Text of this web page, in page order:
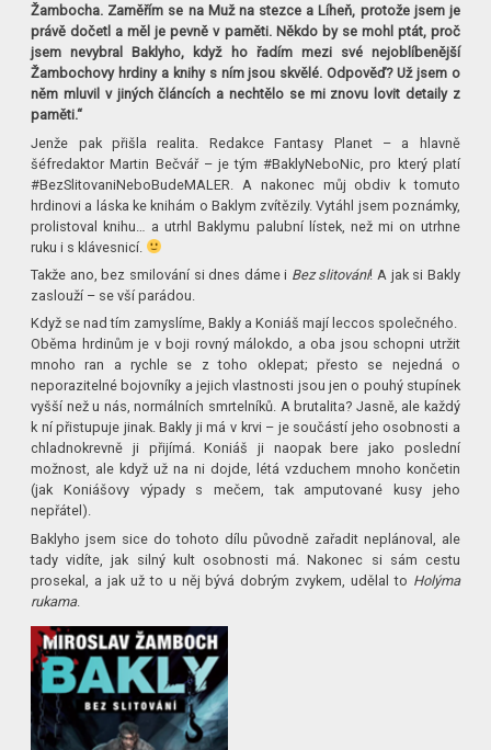
Žambocha. Zaměřím se na Muž na stezce a Líheň, protože jsem je
právě dočetl a měl je pevně v paměti. Někdo by se mohl ptát, proč
jsem nevybral Baklyho, když ho řadím mezi své nejoblíbenější
Žambochovy hrdiny a knihy s ním jsou skvělé. Odpověď? Už jsem o
něm mluvil v jiných článcích a nechtělo se mi znovu lovit detaily z
paměti.“
Jenže pak přišla realita. Redakce Fantasy Planet – a hlavně
šéfredaktor Martin Bečvář – je tým #BaklyNeboNic, pro který platí
#BezSlitovaniNeboBudeMALER. A nakonec můj obdiv k tomuto
hrdinovi a láska ke knihám o Baklym zvítězily. Vytáhl jsem poznámky,
prolistoval knihu… a utrhl Baklymu palubní lístek, než mi on utrhne
ruku i s klávesnicí.
Takže ano, bez smilování si dnes dáme i Bez slitování! A jak si Bakly
zaslouží – se vší parádou.
Když se nad tím zamyslíme, Bakly a Koniáš mají leccos společného.
Oběma hrdinům je v boji rovný málokdo, a oba jsou schopni utržit
mnoho ran a rychle se z toho oklepat; přesto se nejedná o
neporazitelné bojovníky a jejich vlastnosti jsou jen o pouhý stupínek
vyšší než u nás, normálních smrtelníků. A brutalita? Jasně, ale každý
k ní přistupuje jinak. Bakly ji má v krvi – je součástí jeho osobnosti a
chladnokrevně ji přijímá. Koniáš ji naopak bere jako poslední
možnost, ale když už na ni dojde, létá vzduchem mnoho končetin
(jak Koniášovy výpady s mečem, tak amputované kusy jeho
nepřátel).
Baklyho jsem sice do tohoto dílu původně zařadit neplánoval, ale
tady vidíte, jak silný kult osobnosti má. Nakonec si sám cestu
prosekal, a jak už to u něj bývá dobrým zvykem, udělal to Holýma
rukama.